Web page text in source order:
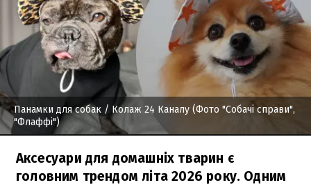
Панамки для собак / Колаж 24 Каналу (Фото "Собачі справи",
"Флаффі")
Аксесуари для домашніх тварин є
головним трендом літа 2026 року. Одним